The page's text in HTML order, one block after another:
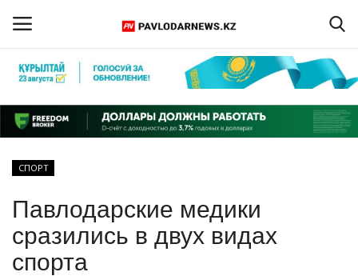
Регистрация
Главная
ПАВЛОДАРСКАЯ ОБЛАСТЬ
КАЗАХСТАН
СПОРТ
Павлодарские медики
сразились в двух видах
спорта